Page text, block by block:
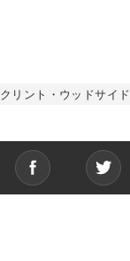
クリント・ウッドサイド